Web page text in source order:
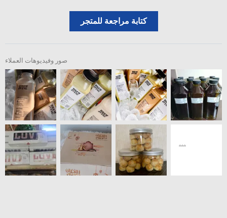
كتابة مراجعة للمتجر
صور وفيديوهات العملاء